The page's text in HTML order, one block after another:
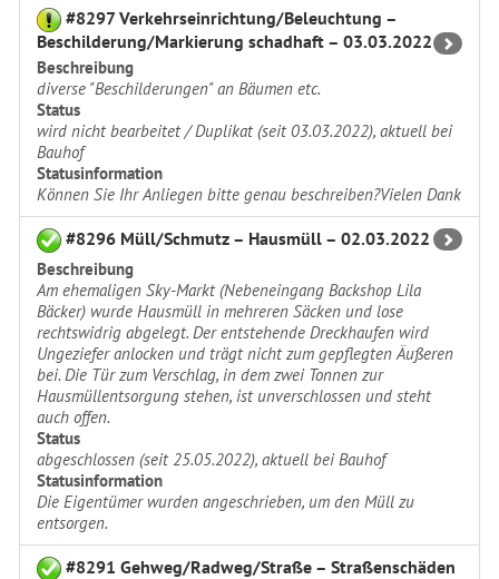
#8297 Verkehrseinrichtung/Beleuchtung –
Beschilderung/Markierung schadhaft – 03.03.2022
Beschreibung
diverse "Beschilderungen" an Bäumen etc.
Status
wird nicht bearbeitet / Duplikat (seit 03.03.2022), aktuell bei
Bauhof
Statusinformation
Können Sie Ihr Anliegen bitte genau beschreiben?Vielen Dank
#8296 Müll/Schmutz – Hausmüll – 02.03.2022
Beschreibung
Am ehemaligen Sky-Markt (Nebeneingang Backshop Lila
Bäcker) wurde Hausmüll in mehreren Säcken und lose
rechtswidrig abgelegt. Der entstehende Dreckhaufen wird
Ungeziefer anlocken und trägt nicht zum gepflegten Äußeren
bei. Die Tür zum Verschlag, in dem zwei Tonnen zur
Hausmüllentsorgung stehen, ist unverschlossen und steht
auch offen.
Status
abgeschlossen (seit 25.05.2022), aktuell bei Bauhof
Statusinformation
Die Eigentümer wurden angeschrieben, um den Müll zu
entsorgen.
#8291 Gehweg/Radweg/Straße – Straßenschäden